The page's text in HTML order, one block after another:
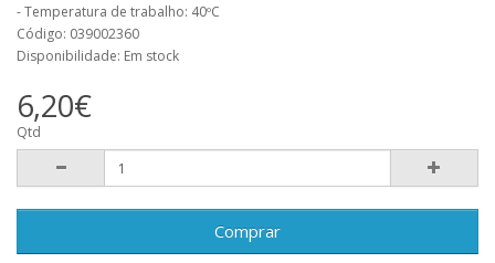
- Temperatura de trabalho: 40ºC
Código: 039002360
Disponibilidade: Em stock
6,20€
Qtd
Comprar